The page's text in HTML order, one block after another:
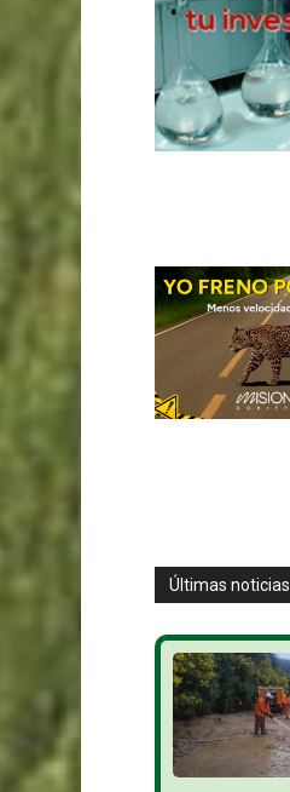
Últimas noticias